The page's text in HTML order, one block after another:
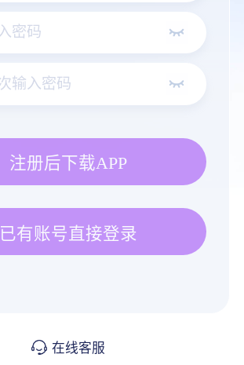
注册后下载APP
已有账号直接登录
在线客服